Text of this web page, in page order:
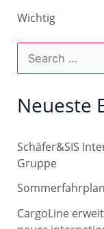
Wichtig
u
c
e
n
n
a
Neueste
Schäfer&SIS
Gruppe
CargoLine